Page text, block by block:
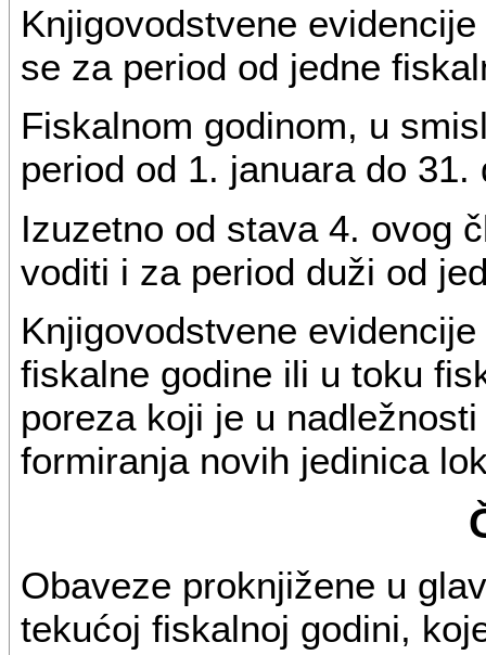
Knjigovodstvene
se za period od jedne
Fiskalnom godinom, u
period od 1. januara do
Izuzetno od stava 4. ovog
voditi i za period duži od
Knjigovodstvene
fiskalne godine ili u toku
poreza koji je u
formiranja novih jedinica
Obaveze proknjižene u
tekućoj fiskalnoj godini,